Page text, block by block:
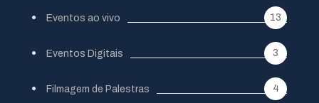
Eventos ao vivo 13
Eventos Digitais 3
Filmagem de Palestras 4